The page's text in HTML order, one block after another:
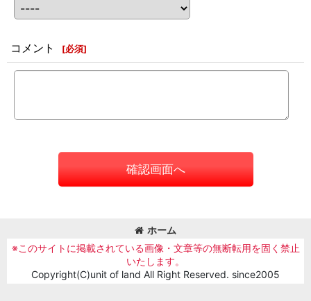
コメント [必須]
確認画面へ
ホーム
※このサイトに掲載されている画像・文章等の無断転用を固く禁止
いたします。
Copyright(C)unit of land All Right Reserved. since2005